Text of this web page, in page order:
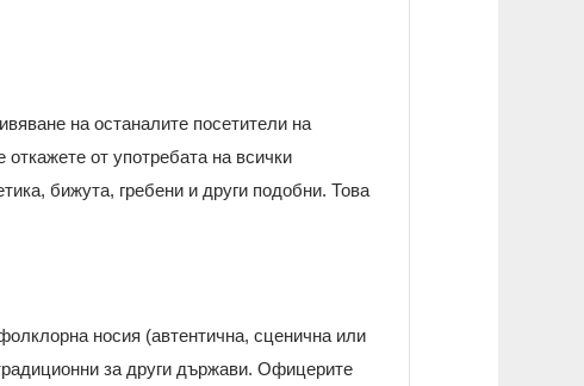
на останалите посетители на
от употребата на всички
бижута, гребени и други подобни. Това
носия (автентична, сценична или
за други държави. Офицерите